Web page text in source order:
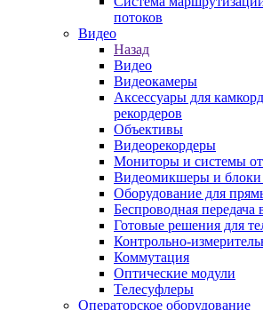
потоков
Видео
Назад
Видео
Видеокамеры
Аксессуары для
рекордеров
Объективы
Видеорекордеры
Мониторы и системы
Видеомикшеры и блоки
Оборудование для
Беспроводная передача
Готовые решения для
Контрольно-
Коммутация
Оптические модули
Телесуфлеры
Операторское оборудование